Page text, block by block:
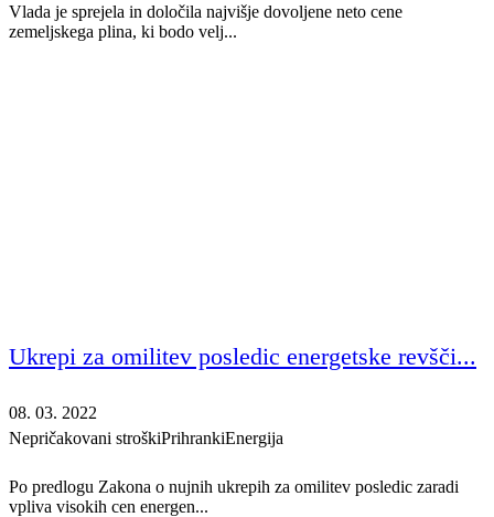
Vlada je sprejela in določila najvišje dovoljene neto cene
zemeljskega plina, ki bodo velj...
Ukrepi za omilitev posledic energetske revšči...
08. 03. 2022
Nepričakovani stroškiPrihrankiEnergija
Po predlogu Zakona o nujnih ukrepih za omilitev posledic zaradi
vpliva visokih cen energen...